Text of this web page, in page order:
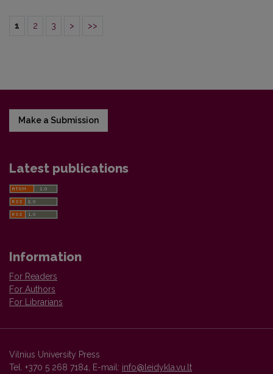
1 2 3 > >>
Make a Submission
Latest publications
Information
For Readers
For Authors
For Librarians
Vilnius University Press
Tel. +370 5 268 7184, E-mail: info@leidykla.vu.lt